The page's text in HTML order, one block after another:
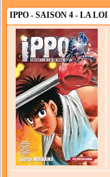
IPPO - SAISON 4 - LA